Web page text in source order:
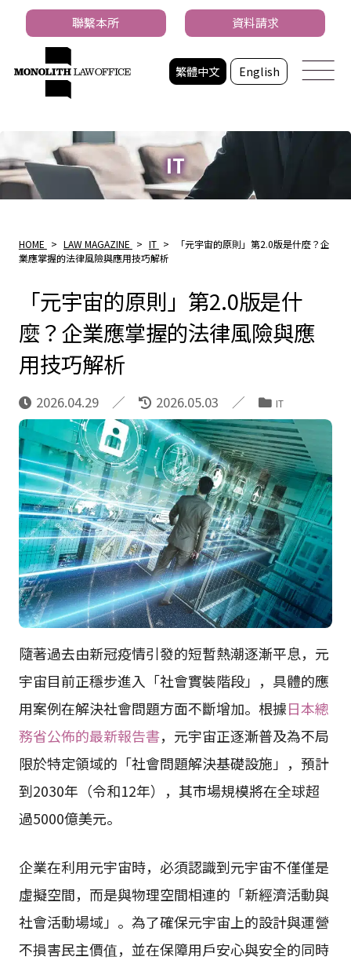
繁體中文 English
聯繫本所 資料請求
IT
HOME > LAW MAGAZINE > IT >
「元宇宙的原則」第2.0版是什麼？企
業應掌握的法律風險與應用技巧解析
「元宇宙的原則」第2.0版是什
麼？企業應掌握的法律風險與應
用技巧解析
2026.04.29 2026.05.03 IT
隨著過去由新冠疫情引發的短暫熱潮逐漸平息，元
宇宙目前正穩步進入「社會實裝階段」，具體的應
用案例在解決社會問題方面不斷增加。根據日本總
務省公佈的最新報告書，元宇宙正逐漸普及為不局
限於特定領域的「社會問題解決基礎設施」，預計
到2030年（令和12年），其市場規模將在全球超
過5000億美元。
企業在利用元宇宙時，必須認識到元宇宙不僅僅是
虛擬空間，而是與物理空間相連的「新經濟活動與
社會活動場域」。為了確保元宇宙上的設計與運營
不損害民主價值，並在保障用戶安心與安全的同時